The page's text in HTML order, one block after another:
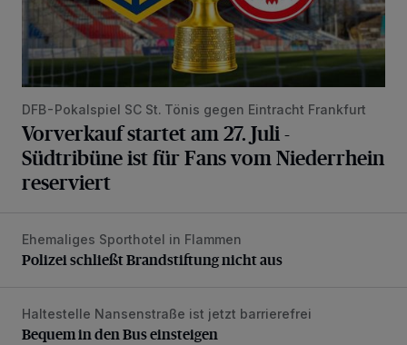
DFB-Pokalspiel SC St. Tönis gegen Eintracht Frankfurt
Vorverkauf startet am 27. Juli -
Südtribüne ist für Fans vom Niederrhein
reserviert
Polizei schließt Brandstiftung nicht aus
Ehemaliges Sporthotel in Flammen
Polizei schließt Brandstiftung nicht aus
Bequem in den Bus einsteigen
Haltestelle Nansenstraße ist jetzt barrierefrei
Bequem in den Bus einsteigen